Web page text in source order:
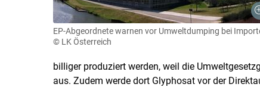
EP-Abgeordnete warnen vor Umweltdumping bei
© LK Österreich
billiger produziert werden, weil die
aus. Zudem werde dort Glyphosat vor der